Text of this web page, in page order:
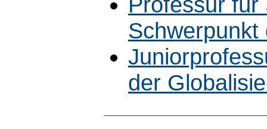
Schwerpunkt
der